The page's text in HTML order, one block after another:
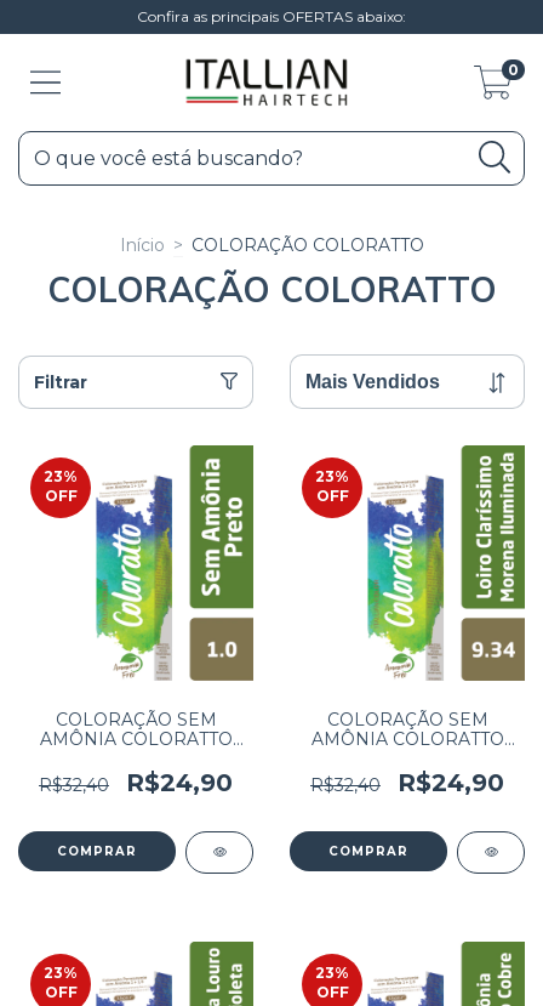
Confira as principais OFERTAS abaixo:
0
Início > COLORAÇÃO COLORATTO
COLORAÇÃO COLORATTO
Filtrar
23%
OFF
COLORAÇÃO SEM
AMÔNIA COLORATTO
R$32,40
R$24,90
23%
OFF
COLORAÇÃO SEM
AMÔNIA COLORATTO
MORENA ILUMINADA
9.34
R$32,40 R$24,90
23%
OFF
23%
OFF